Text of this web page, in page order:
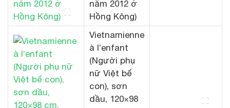
năm 2012 ở
Hồng Kông)
Vietnamienne
à l’enfant
(Người phụ
nữ Việt bế
con), sơn
dầu, 120×98